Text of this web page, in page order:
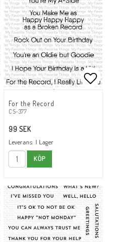
till i favoritlistan
till i favoritlistan
For the Record
CS-377
99 SEK
Leverans: I Lager
KÖP